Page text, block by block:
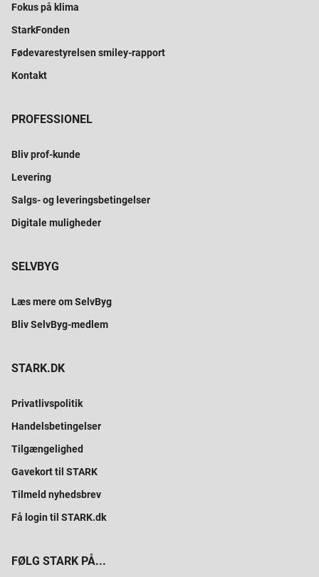
Fokus på klima
StarkFonden
Fødevarestyrelsen smiley-rapport
Kontakt
PROFESSIONEL
Bliv prof-kunde
Levering
Salgs- og leveringsbetingelser
Digitale muligheder
SELVBYG
Læs mere om SelvByg
Bliv SelvByg-medlem
STARK.DK
Privatlivspolitik
Handelsbetingelser
Tilgængelighed
Gavekort til STARK
Tilmeld nyhedsbrev
Få login til STARK.dk
FØLG STARK PÅ...